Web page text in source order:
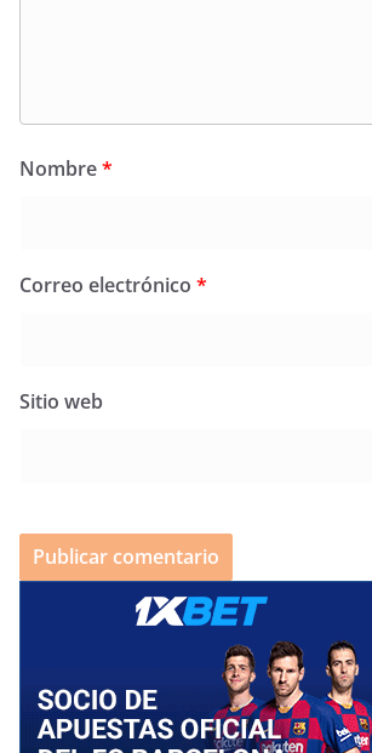
Nombre*
Correo electrónico *
Sitio web